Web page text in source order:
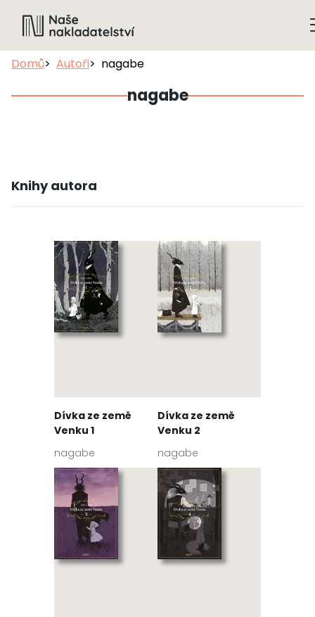
Domů Autoři nagabe
nagabe
Knihy autora
Dívka ze země
Venku 1
nagabe
Dívka ze země
Venku 2
nagabe